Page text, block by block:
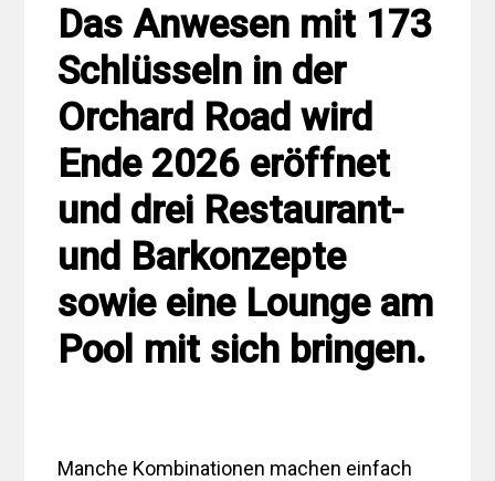
Das Anwesen mit 173
Schlüsseln in der
Orchard Road wird
Ende 2026 eröffnet
und drei Restaurant-
und Barkonzepte
sowie eine Lounge am
Pool mit sich bringen.
Manche Kombinationen machen einfach